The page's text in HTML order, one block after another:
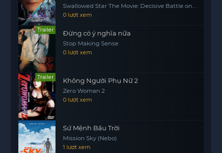
Swallowed Star The Movie: Decisive Battle on
the Primordial Star
0 lượt xem
Trailer Đừng có ý nghĩa nữa
Stop Making Sense
0 lượt xem
Trailer Không Người Phụ Nữ 2
Zero Woman 2
0 lượt xem
Sứ Mệnh Bầu Trời
Mission Sky (Nebo)
1 lượt xem